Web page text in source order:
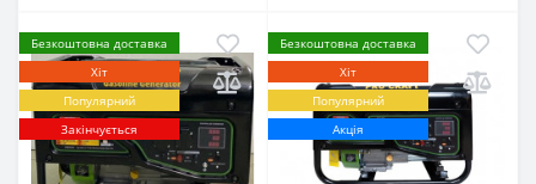
Безкоштовна доставка
Хіт
Популярний
Закінчується
Безкоштовна доставка
Хіт
Популярний
Акція